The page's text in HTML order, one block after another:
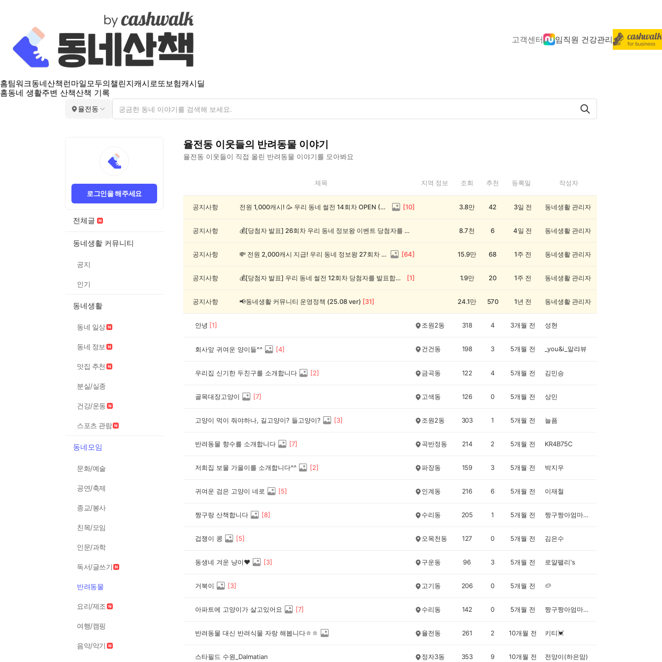
고객센터 임직원 건강관리
홈팀워크동네산책 런마일모두의챌린지캐시로또보험캐시딜
홈동네 생활주변 산책산책 기록
율전동
로그인을 해주세요
전체글
동네생활 커뮤니티
공지
인기
동네생활
동네 일상
동네 정보
맛집 추천
분실/실종
건강/운동
스포츠 관람
동네모임
문화/예술
공연/축제
종교/봉사
친목/모임
인문/과학
독서/글쓰기
반려동물
요리/제조
여행/캠핑
음악/악기
율전동 이웃들의 반려동물 이야기
율전동 이웃들이 직접 올린 반려동물 이야기를 모아봐요
동
제목 지역 정보 조회 추천 등록일 작성자
공지사항 전원 1,000캐시! 🥳 우리 동네 썰전 14회차 OPEN (~8/17) [10] 3.8만 42 3일 전 동네생활 관리자
공지사항 💰[당첨자 발표] 26회차 우리 동네 정보왕 이벤트 당첨자를 발표합니다! 8.7천 6 4일 전 동네생활 관리자
공지사항 💸 전원 2,000캐시 지급! 우리 동네 정보왕 27회차 (~8/10) [64] 15.9만 68 1주 전 동네생활 관리자
공지사항 💰[당첨자 발표] 우리 동네 썰전 12회차 당첨자를 발표합니다! [1] 1.9만 20 1주 전 동네생활 관리자
공지사항 📢동네생활 커뮤니티 운영정책 (25.08 ver) [31] 24.1만 570 1년 전 동네생활 관리자
안녕 [1] 조원2동 318 4 3개월 전 성현
회사앞 귀여운 양이들^^ [4] 건건동 198 3 5개월 전 _you&i_알랴뷰
우리집 신기한 두친구를 소개합니다 [2] 금곡동 122 4 5개월 전 김민승
골목대장고양이 [7] 고색동 126 0 5개월 전 상민
고양이 먹이 줘야하나, 길고양이? 들고양이? [3] 조원2동 303 1 5개월 전 늘픔
반려동물 향수를 소개합니다 [7] 곡반정동 214 2 5개월 전 KR4B75C
저희집 보물 가을이를 소개합니다^^ [2] 파장동 159 3 5개월 전 박지우
귀여운 검은 고양이 네로 [5] 인계동 216 6 5개월 전 이재철
짱구랑 산책합니다 [8] 수리동 205 1 5개월 전 짱구짱아엄마입니다
겁쟁이 콩 [5] 오목천동 127 0 5개월 전 김은수
동생네 겨운 냥이❤ [3] 구운동 96 3 5개월 전 로얄팰리's
거북이 [3] 고기동 206 0 5개월 전 🥔
아파트에 고양이가 살고있어요 [7] 수리동 142 0 5개월 전 짱구짱아엄마입니다
반려동물 대신 반려식물 자랑 해봅니다ㅎㅎ 율전동 261 2 10개월 전 키티💓
스타필드 수원_Dalmatian 정자3동 353 9 10개월 전 전양이(하은맘)